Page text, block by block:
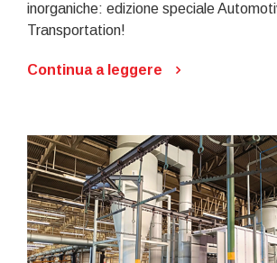
inorganiche: edizione speciale
Transportation!
Continua a leggere